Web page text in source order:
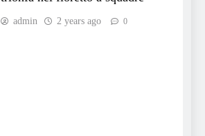
admin 2 years ago 0